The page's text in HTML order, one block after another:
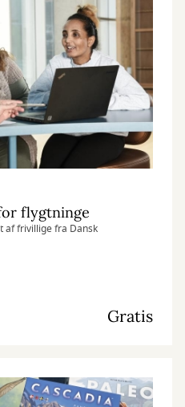
flygtninge
af frivillige fra Dansk
Gratis